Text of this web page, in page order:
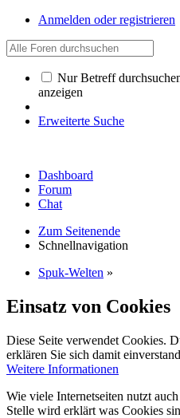
Anmelden oder registrieren
Nur Betreff
anzeigen
Erweiterte Suche
Dashboard
Forum
Chat
Zum Seitenende
Schnellnavigation
Spuk-Welten »
Einsatz von Cookies
Diese Seite verwendet Cookies.
erklären Sie sich damit
Weitere Informationen
Wie viele Internetseiten nutzt
Stelle wird erklärt was Cookies